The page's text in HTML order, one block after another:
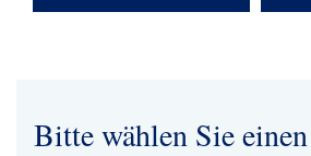
Bitte wählen Sie